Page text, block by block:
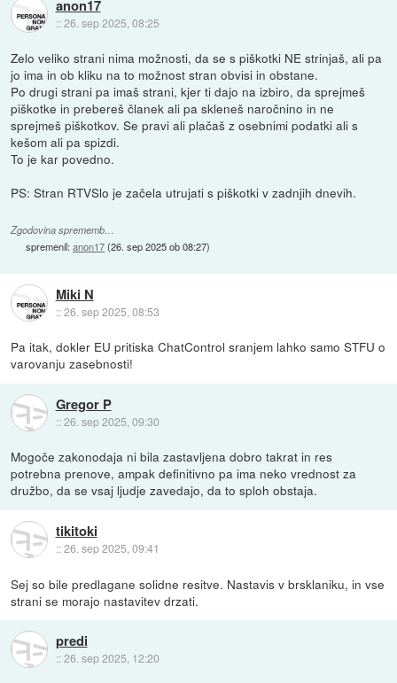
anon17
::26. sep 2025, 08:25
Zelo veliko strani nima možnosti, da se s piškotki NE strinjaš, ali pa
jo ima in ob kliku na to možnost stran obvisi in obstane.
Po drugi strani pa imaš strani, kjer ti dajo na izbiro, da sprejmeš
piškotke in prebereš članek ali pa skleneš naročnino in ne
sprejmeš piškotkov. Se pravi ali plačaš z osebnimi podatki ali s
kešom ali pa spizdi.
To je kar povedno.
PS: Stran RTVSlo je začela utrujati s piškotki v zadnjih dnevih.
Zgodovina sprememb…
spremenil:anon17(26. sep 2025 ob 08:27)
Miki N
::26. sep 2025, 08:53
Pa itak, dokler EU pritiska ChatControl sranjem lahko samo STFU o
varovanju zasebnosti!
Gregor P
::26. sep 2025, 09:30
Mogoče zakonodaja ni bila zastavljena dobro takrat in res
potrebna prenove, ampak definitivno pa ima neko vrednost za
družbo, da se vsaj ljudje zavedajo, da to sploh obstaja.
tikitoki
::26. sep 2025, 09:41
Sej so bile predlagane solidne resitve. Nastavis v brsklaniku, in vse
strani se morajo nastavitev drzati.
predi
::26. sep 2025, 12:20